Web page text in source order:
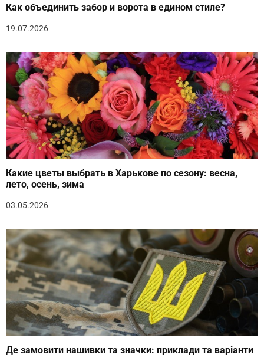
Как объединить забор и ворота в едином стиле?
19.07.2026
Какие цветы выбрать в Харькове по сезону: весна,
лето, осень, зима
03.05.2026
Де замовити нашивки та значки: приклади та варіанти